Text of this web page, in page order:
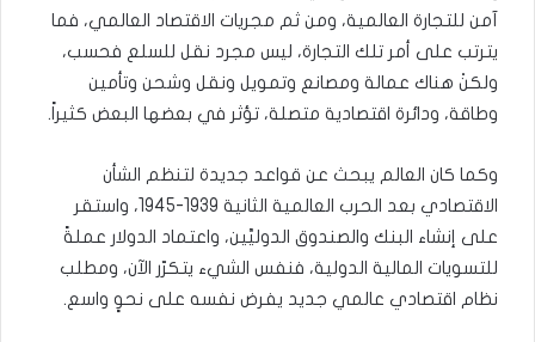
آمن للتجارة العالمية، ومن ثم مجريات الاقتصاد العالمي، فما
يترتب على أمر تلك التجارة، ليس مجرد نقل للسلع فحسب،
ولكنْ هناك عمالة ومصانع وتمويل ونقل وشحن وتأمين
وطاقة، ودائرة اقتصادية متصلة، تؤثر في بعضها البعض كثيراً.
وكما كان العالم يبحث عن قواعد جديدة لتنظم الشأن
الاقتصادي بعد الحرب العالمية الثانية 1939-1945، واستقر
على إنشاء البنك والصندوق الدوليَّين، واعتماد الدولار عملةً
للتسويات المالية الدولية، فنفس الشيء يتكرّر الآن، ومطلب
نظام اقتصادي عالمي جديد يفرض نفسه على نحوٍ واسع.